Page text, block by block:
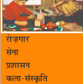
रोज़गार
सेना
प्रशासन
कला-संस्कृति